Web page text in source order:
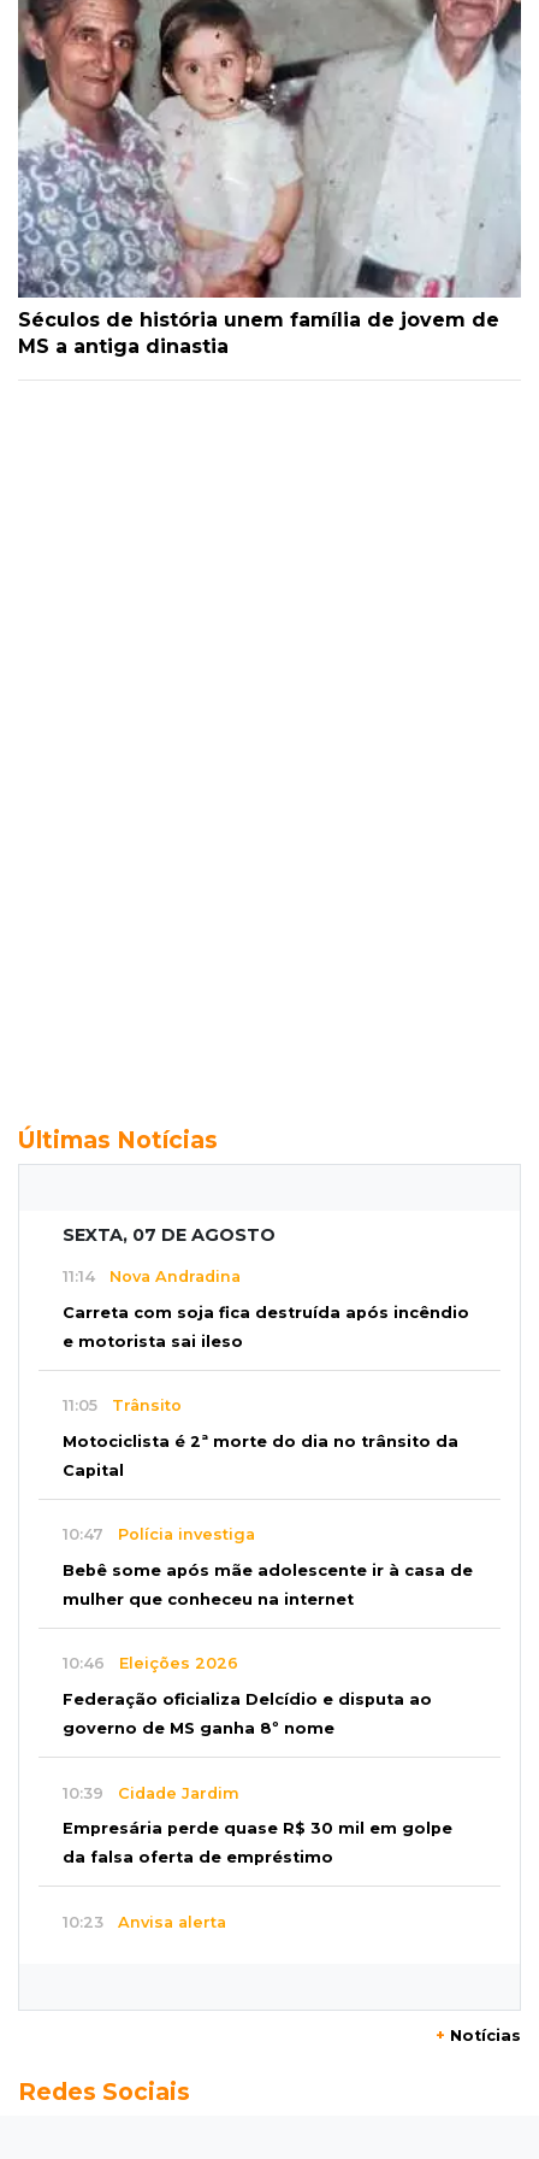
Séculos de história unem família de jovem de
MS a antiga dinastia
Últimas Notícias
SEXTA, 07 DE AGOSTO
11:14 Nova Andradina
Carreta com soja fica destruída após incêndio
e motorista sai ileso
11:05 Trânsito
Motociclista é 2ª morte do dia no trânsito da
Capital
10:47 Polícia investiga
Bebê some após mãe adolescente ir à casa de
mulher que conheceu na internet
10:46 Eleições 2026
Federação oficializa Delcídio e disputa ao
governo de MS ganha 8º nome
10:39 Cidade Jardim
Empresária perde quase R$ 30 mil em golpe
da falsa oferta de empréstimo
10:23 Anvisa alerta
Superávit comercial de MS cresce 17,8% com
+ Notícias
Redes Sociais